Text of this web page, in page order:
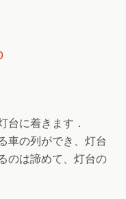
に着きます．
車の列ができ、灯台
のは諦めて、灯台の